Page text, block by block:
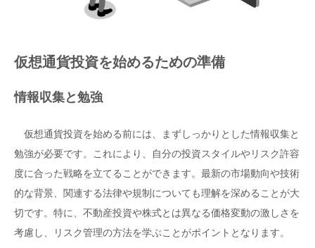
仮想通貨投資を始めるための準備
情報収集と勉強
仮想通貨投資を始める前には、まずしっかりとした情報収集と
勉強が必要です。これにより、自分の投資スタイルやリスク許容
度に合った戦略を立てることができます。最新の市場動向や技術
的な背景、関連する法律や規制についても理解を深めることが大
切です。特に、不動産投資や株式とは異なる価格変動の激しさを
考慮し、リスク管理の方法を学ぶことがポイントとなります。